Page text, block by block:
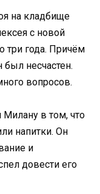
на кладбище
с новой
три года. Причём
был несчастен.
вопросов.
Милану в том, что
напитки. Он
и
довести его